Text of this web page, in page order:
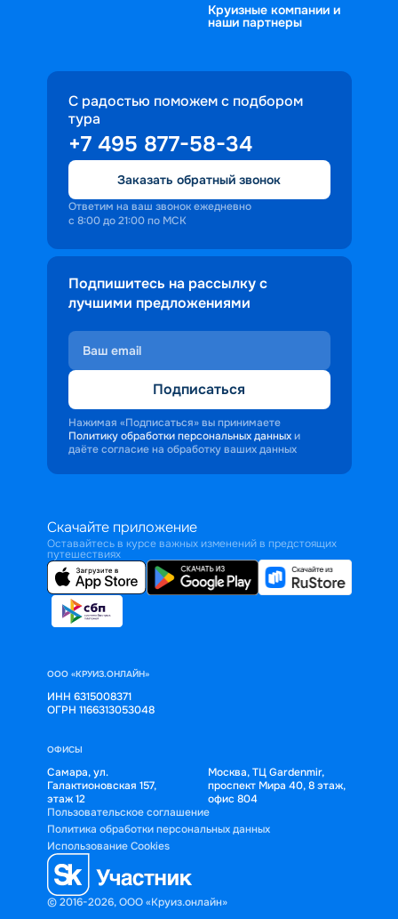
Круизные компании и
наши партнеры
С радостью поможем с подбором
тура
+7 495 877-58-34
Заказать обратный звонок
Ответим на ваш звонок ежедневно
с 8:00 до 21:00 по МСК
Подпишитесь на рассылку с
лучшими предложениями
Подписаться
Нажимая «Подписаться» вы принимаете
Политику обработки персональных данных и
даёте согласие на обработку ваших данных
Скачайте приложение
Оставайтесь в курсе важных изменений в предстоящих
путешествиях
ООО «КРУИЗ.ОНЛАЙН»
ИНН 6315008371
ОГРН 1166313053048
ОФИСЫ
Самара, ул.
Галактионовская 157,
этаж 12
Москва, ТЦ Gardenmir,
проспект Мира 40, 8 этаж,
офис 804
© 2016-2026, ООО «Круиз.онлайн»
Пользовательское соглашение
Политика обработки персональных данных
Использование Cookies